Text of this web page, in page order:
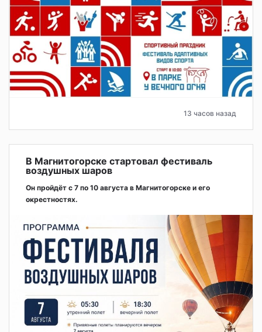
13 часов назад
В Магнитогорске стартовал фестиваль
воздушных шаров
Он пройдёт с 7 по 10 августа в Магнитогорске и его
окрестностях.